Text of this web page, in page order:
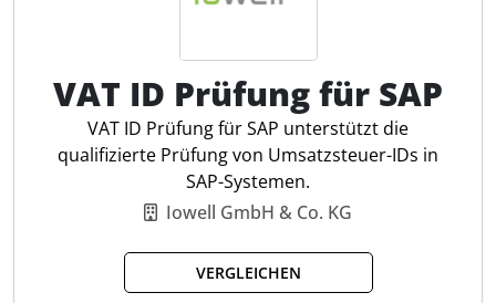
Prüfungen inklusive Namens- und Adressabgleich.
Sie ermöglicht eine automatisierte,
plattformunabhängige Prüfung und bietet
Funktionen wie API-Abfragen, Batch-Upload und
umfangreiche Reportingmöglichkeiten. Für
Steuerfachleute bedeutet dies eine erhebliche
Umsatzsteuer-ID-Prüfungen, was zur Erfüllung der
gesetzlichen Anforderungen beiträgt.
VAT ID Prüfung für SAP
VAT ID Prüfung für SAP unterstützt die
qualifizierte Prüfung von Umsatzsteuer-IDs in
SAP-Systemen.
Iowell GmbH & Co. KG
VERGLEICHEN